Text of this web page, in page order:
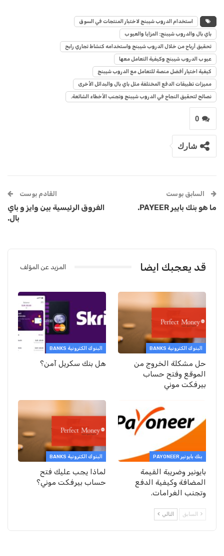
استخدام الدروب شيبنج لاختبار المنتجات في السوق
باي بال والدروب شيبنج: المزايا والعيوب
تحقيق أرباح من خلال الدروب شيبنج واستخدامه كنشاط تجاري رابح
عيوب الدروب شيبنج وكيفية التعامل معها
كيفية اختيار أفضل منصة للتعامل مع الدروب شيبنج
مميزات تطبيقات الدفع المختلفة مثل باي بال والبدائل الأخرى
نصائح لتحقيق النجاح في الدروب شيبنج وتجنب الأخطاء الشائعة.
0
شارك
السابق بوست
ما هو بنك بايير PAYEER.
القادم بوست
الفروق الرئيسية بين وايز و باي
بال.
قد يعجبك ايضا المزيد عن المؤلف
البنوك الكترونية BANKS
حل مشكلة الخروج من
الموقع وفتح حساب
بيرفكت موني
البنوك الكترونية BANKS
هل بنك سكريل آمن؟
بنك بايونير PAYONEER
بايونير وضريبة القيمة
المضافة وكيفية الدفع
وتجنب الغرامات.
البنوك الكترونية BANKS
لماذا يجب عليك فتح
حساب بيرفكت موني؟
السابق التالي